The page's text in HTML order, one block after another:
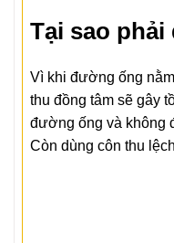
Tại sao
Vì khi đường ống
thu đồng tâm sẽ gây
đường ống và không
Còn dùng côn thu